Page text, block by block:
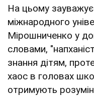
На цьому
міжнародного
Мірошниченко у
словами,
знання дітям,
хаос в головах
отримують